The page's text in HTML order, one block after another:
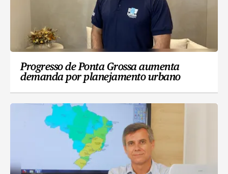
Progresso de Ponta Grossa aumenta
demanda por planejamento urbano